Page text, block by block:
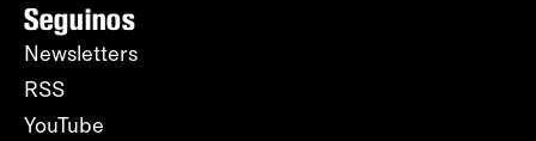
Seguinos
Newsletters
RSS
YouTube